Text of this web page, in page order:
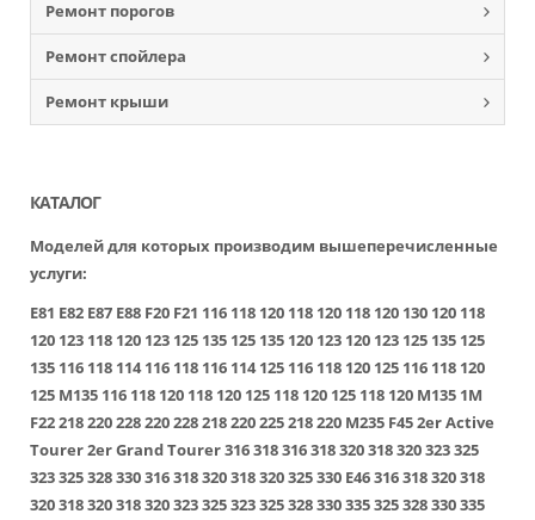
Ремонт порогов
Ремонт спойлера
Ремонт крыши
КАТАЛОГ
Моделей для которых производим вышеперечисленные
услуги:
E81 E82 E87 E88 F20 F21 116 118 120 118 120 118 120 130 120 118
120 123 118 120 123 125 135 125 135 120 123 120 123 125 135 125
135 116 118 114 116 118 116 114 125 116 118 120 125 116 118 120
125 M135 116 118 120 118 120 125 118 120 125 118 120 M135 1M
F22218220228220228218220225218220 M235 F452er Active
Tourer2er Grand Tourer316318316318320318320323325
323325328330316318320318320325330 E46316318320318
320318320318320323325323325328330335325328330335